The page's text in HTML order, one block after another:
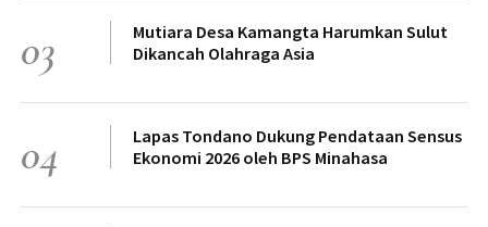
03
Mutiara Desa Kamangta Harumkan Sulut
Dikancah Olahraga Asia
04
Lapas Tondano Dukung Pendataan Sensus
Ekonomi 2026 oleh BPS Minahasa